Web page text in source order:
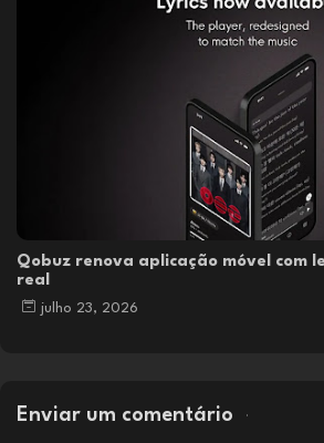
Qobuz renova aplicação móvel com
real
julho 23, 2026
Enviar um comentário